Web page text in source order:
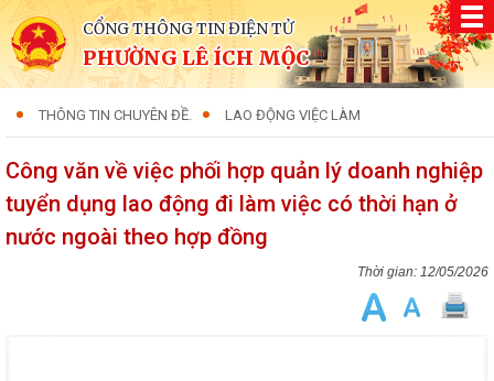
CỔNG THÔNG TIN ĐIỆN TỬ
PHƯỜNG LÊ ÍCH MỘC
THÔNG TIN CHUYÊN ĐỀ. LAO ĐỘNG VIỆC LÀM
Công văn về việc phối hợp quản lý doanh nghiệp
tuyển dụng lao động đi làm việc có thời hạn ở
nước ngoài theo hợp đồng
12/05/2026